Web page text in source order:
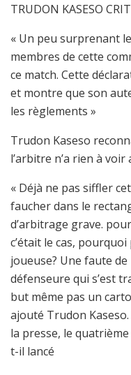
TRUDON KASESO
« Un peu surprenant
membres de cette
ce match. Cette
et montre que son
les règlements »
Trudon Kaseso
l’arbitre n’a rien à
« Déjà ne pas siffler
faucher dans le
d’arbitrage grave.
c’était le cas,
joueuse? Une faute
défenseure qui s’est
but même pas un
ajouté Trudon
la presse, le
t-il lancé